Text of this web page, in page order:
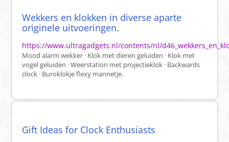
Wekkers en klokken in diverse aparte
originele uitvoeringen.
https://www.ultragadgets.nl/contents/nl/
Mood alarm wekker · Klok met dieren geluiden · Klok met
vogel geluiden · Weerstation met projectieklok · Backwards
clock · Buroklokje flexy mannetje.
Gift Ideas for Clock Enthusiasts